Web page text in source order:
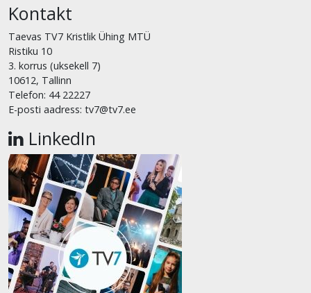
Kontakt
Taevas TV7 Kristlik Ühing MTÜ
Ristiku 10
3. korrus (uksekell 7)
10612, Tallinn
Telefon: 44 22227
E-posti aadress: tv7@tv7.ee
LinkedIn